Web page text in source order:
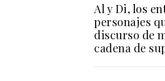
Al y Di, los
personajes
discurso de
cadena de